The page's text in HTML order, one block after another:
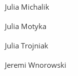
Julia Michalik
Julia Motyka
Julia Trojniak
Jeremi Wnorowski